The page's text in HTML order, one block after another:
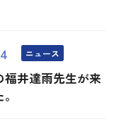
ニュース
福井達雨先生が来